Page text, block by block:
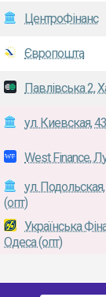
ЦентроФінанс
Європошта
Павлівська 2,
ул. Киевская,
West Finance,
ул.
(опт)
Українська
Одеса (опт)